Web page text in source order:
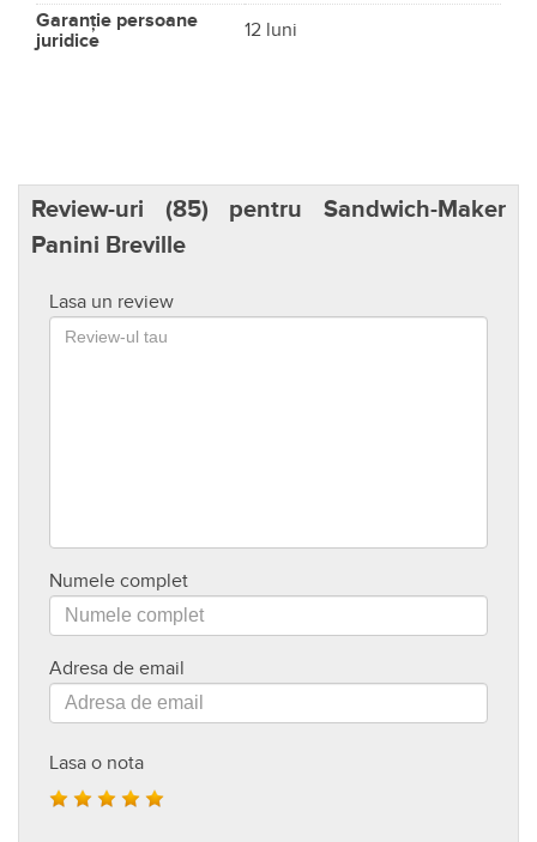
Garanție persoane
juridice
12 luni
Review-uri (85) pentru Sandwich-Maker
Panini Breville
Lasa un review
Numele complet
Adresa de email
Lasa o nota